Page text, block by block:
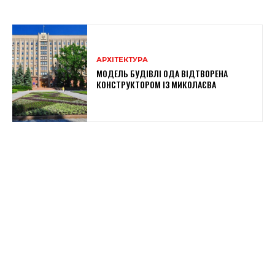
АРХІТЕКТУРА
МОДЕЛЬ БУДІВЛІ ОДА ВІДТВОРЕНА
КОНСТРУКТОРОМ ІЗ МИКОЛАЄВА